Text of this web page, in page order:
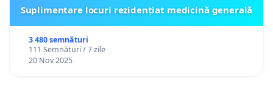
Suplimentare locuri rezidențiat medicină generală
3 480 semnături
111 Semnături / 7 zile
20 Nov 2025